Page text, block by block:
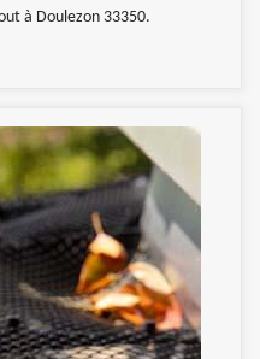
à Doulezon 33350.